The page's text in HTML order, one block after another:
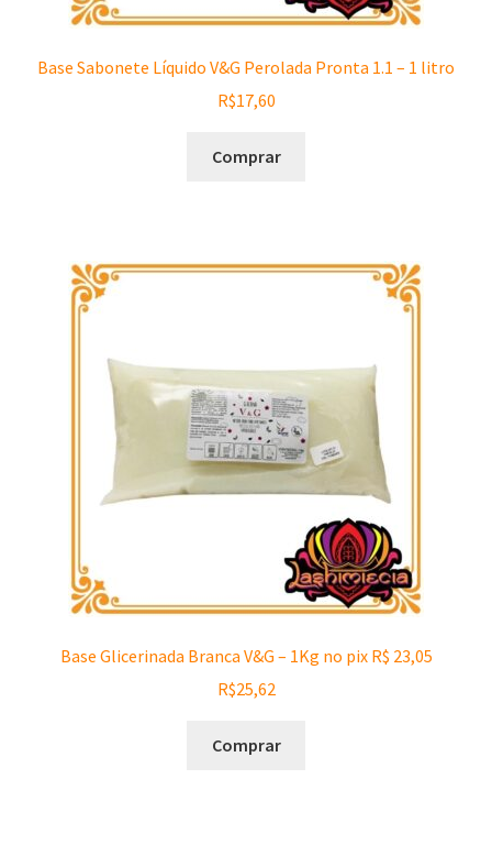
Base Sabonete Líquido V&G Perolada Pronta 1.1 – 1 litro
R$17,60
Comprar
Base Glicerinada Branca V&G – 1Kg no pix R$ 23,05
R$25,62
Comprar